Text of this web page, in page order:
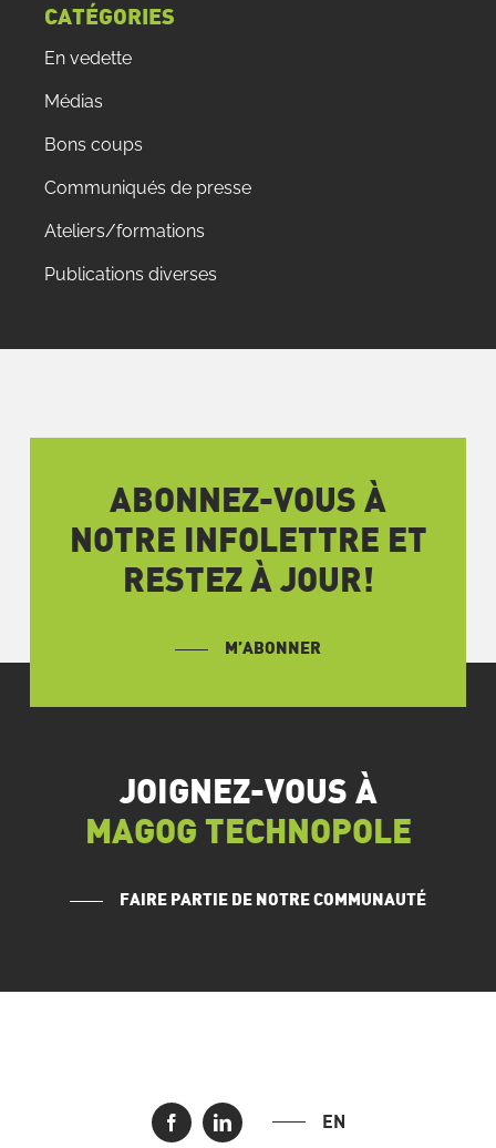
CATÉGORIES
En vedette
Médias
Bons coups
Communiqués de presse
Ateliers/formations
Publications diverses
ABONNEZ-VOUS À
NOTRE INFOLETTRE ET
RESTEZ À JOUR!
M’ABONNER
JOIGNEZ-VOUS À
MAGOG TECHNOPOLE
FAIRE PARTIE DE NOTRE COMMUNAUTÉ
EN